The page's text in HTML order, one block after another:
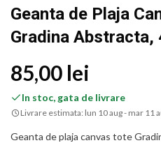
Geanta de Plaja
Gradina Abstracta,
85,00 lei
In stoc, gata de livrare
Livrare estimata: lun 10 aug - mar 11
Geanta de plaja canvas tote